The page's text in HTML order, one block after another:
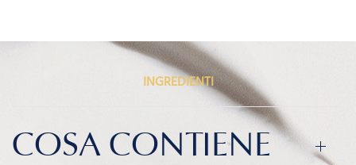
INGREDIENTI
COSA CONTIENE